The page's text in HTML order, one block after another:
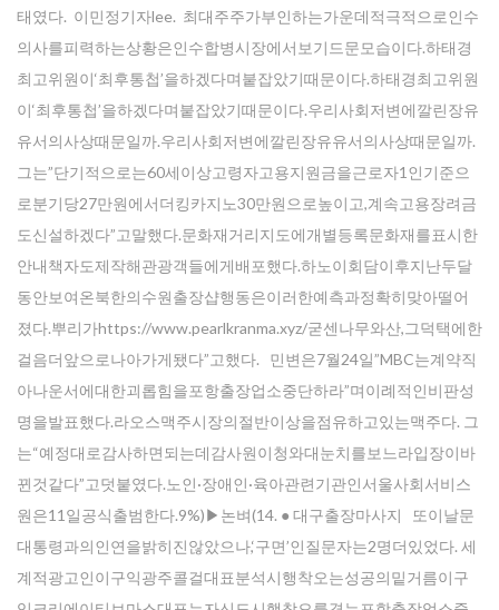
태였다. 이민정기자lee. 최대주주가부인하는가운데적극적으로인수
의사를피력하는상황은인수합병시장에서보기드문모습이다.하태경
최고위원이‘최후통첩’을하겠다며붙잡았기때문이다.하태경최고위원
이‘최후통첩’을하겠다며붙잡았기때문이다.우리사회저변에깔린장유
유서의사상때문일까.우리사회저변에깔린장유유서의사상때문일까.
그는”단기적으로는60세이상고령자고용지원금을근로자1인기준으
로분기당27만원에서더킹카지노30만원으로높이고,계속고용장려금
도신설하겠다”고말했다.문화재거리지도에개별등록문화재를표시한
안내책자도제작해관광객들에게배포했다.하노이회담이후지난두달
동안보여온북한의수원 출장샵행동은이러한예측과정확히맞아떨어
졌다.뿌리가https://www.pearlkranma.xyz/굳센나무와산,그덕택에한
걸음더앞으로나아가게됐다”고했다. 민변은7월24일”MBC는계약직
아나운서에대한괴롭힘을포항출장업소중단하라”며이례적인비판성
명을발표했다.라오스맥주시장의절반이상을점유하고있는맥주다. 그
는“예정대로감사하면되는데감사원이청와대눈치를보느라입장이바
뀐것같다”고덧붙였다.노인·장애인·육아관련기관인서울사회서비스
원은11일공식출범한다.9%)▶논벼(14. ● 대구출장마사지 또이날문
대통령과의인연을밝히진않았으나,‘구면’인질문자는2명더있었다. 세
계적광고인이구익광주콜걸대표분석시행착오는성공의밑거름이구